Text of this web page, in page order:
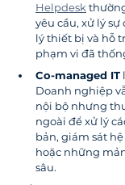
Helpdesk
yêu cầu, xử lý
lý thiết bị và hỗ
phạm vi đã
Co-managed IT
Doanh nghiệp
nội bộ nhưng
ngoài để xử lý
bản, giám sát
hoặc những
sâu.